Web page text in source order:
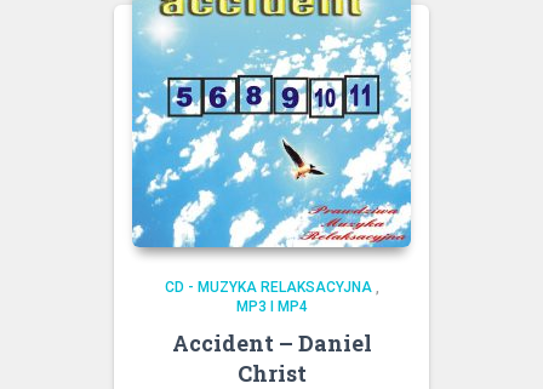
CD - MUZYKA RELAKSACYJNA,
MP3 I MP4
Accident – Daniel
Christ